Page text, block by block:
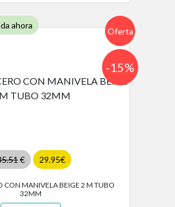
ahora
Oferta
€ 29.95€
-15%
CON MANIVELA BEIGE 2 M TUBO
32MM